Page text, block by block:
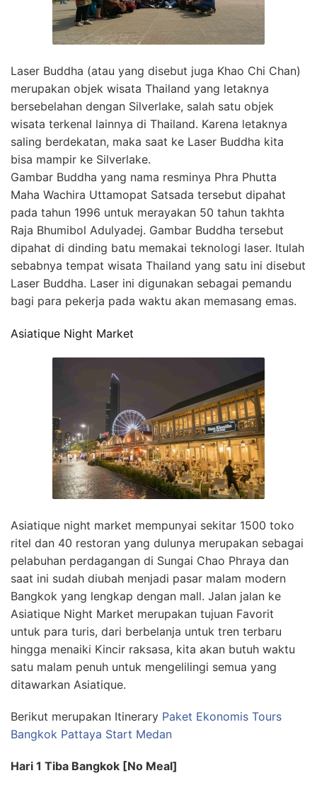
Laser Buddha (atau yang disebut juga Khao Chi Chan)
merupakan objek wisata Thailand yang letaknya
bersebelahan dengan Silverlake, salah satu objek
wisata terkenal lainnya di Thailand. Karena letaknya
saling berdekatan, maka saat ke Laser Buddha kita
bisa mampir ke Silverlake.
Gambar Buddha yang nama resminya Phra Phutta
Maha Wachira Uttamopat Satsada tersebut dipahat
pada tahun 1996 untuk merayakan 50 tahun takhta
Raja Bhumibol Adulyadej. Gambar Buddha tersebut
dipahat di dinding batu memakai teknologi laser. Itulah
sebabnya tempat wisata Thailand yang satu ini disebut
Laser Buddha. Laser ini digunakan sebagai pemandu
bagi para pekerja pada waktu akan memasang emas.
Asiatique Night Market
Asiatique night market mempunyai sekitar 1500 toko
ritel dan 40 restoran yang dulunya merupakan sebagai
pelabuhan perdagangan di Sungai Chao Phraya dan
saat ini sudah diubah menjadi pasar malam modern
Bangkok yang lengkap dengan mall. Jalan jalan ke
Asiatique Night Market merupakan tujuan Favorit
untuk para turis, dari berbelanja untuk tren terbaru
hingga menaiki Kincir raksasa, kita akan butuh waktu
satu malam penuh untuk mengelilingi semua yang
ditawarkan Asiatique.
Berikut merupakan Itinerary Paket Ekonomis Tours
Bangkok Pattaya Start Medan
Hari 1 Tiba Bangkok [No Meal]